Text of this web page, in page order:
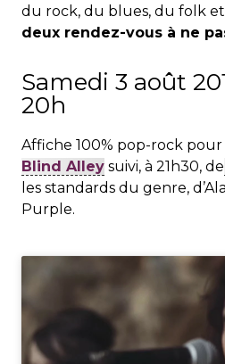
du rock, du blues, du folk
deux rendez-vous à ne
Samedi 3 août
20h
Affiche 100% pop-rock pour
Blind Alley suivi, à 21h30, de
les standards du genre,
Purple.